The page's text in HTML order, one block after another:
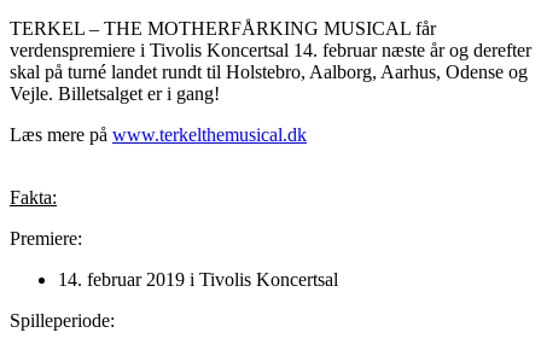
TERKEL – THE MOTHERFÅRKING MUSICAL får
verdenspremiere i Tivolis Koncertsal 14. februar næste år og derefter
skal på turné landet rundt til Holstebro, Aalborg, Aarhus, Odense og
Vejle. Billetsalget er i gang!
Læs mere på www.terkelthemusical.dk
Fakta:
Premiere:
14. februar 2019 i Tivolis Koncertsal
Spilleperiode: